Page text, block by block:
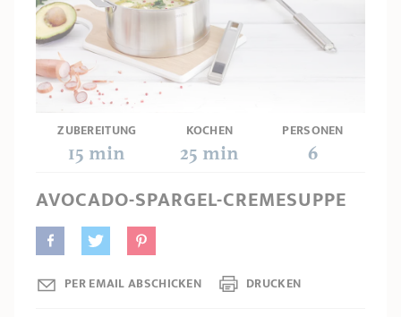
PRODUKTBERATER
REZEPTE UND TIPPS
ÜBER UNS
KOLLEKTIONEN
STORE-FINDER
KONTAKT
Ofenform - Bräter Wasserbadeinsätze Marmelade
Deckel Stiel- und
Seitengriffe Praktische Küche
Pflege Weiteres Zubehör
Unsere Auswahl
ZUBEREITUNG
15 min
KOCHEN
25 min
PERSONEN
6
AVOCADO-SPARGEL-CREMESUPPE
PER EMAIL ABSCHICKEN DRUCKEN